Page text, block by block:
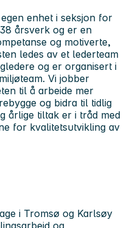
enhet i seksjon for
årsverk og er en
og motiverte,
ledes av et lederteam
og er organisert i
Vi jobber
til å arbeide mer
og bidra til tidlig
årlige tiltak er i tråd med
for kvalitetsutvikling av
i Tromsø og Karlsøy